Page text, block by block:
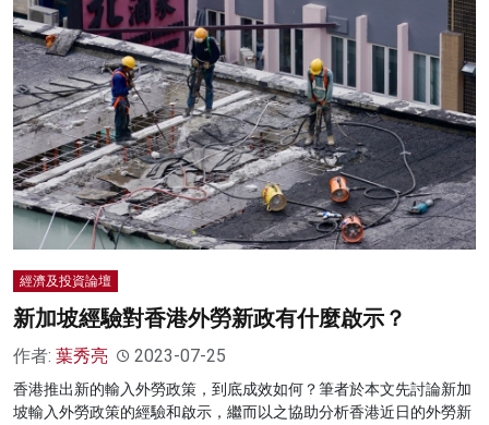
經濟及投資論壇
新加坡經驗對香港外勞新政有什麼啟示？
作者: 葉秀亮 2023-07-25
香港推出新的輸入外勞政策，到底成效如何？筆者於本文先討論新加
坡輸入外勞政策的經驗和啟示，繼而以之協助分析香港近日的外勞新